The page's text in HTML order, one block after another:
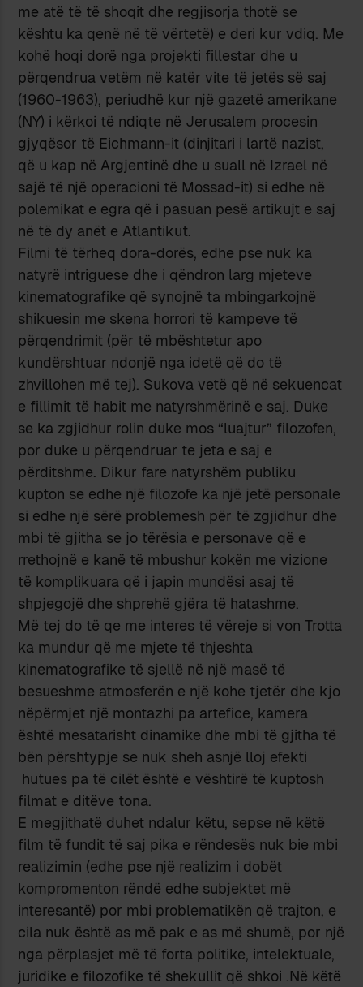
me atë të të shoqit dhe regjisorja thotë se
kështu ka qenë në të vërtetë) e deri kur vdiq. Me
kohë hoqi dorë nga projekti fillestar dhe u
përqendrua vetëm në katër vite të jetës së saj
(1960-1963), periudhë kur një gazetë amerikane
(NY) i kërkoi të ndiqte në Jerusalem procesin
gjyqësor të Eichmann-it (dinjitari i lartë nazist,
që u kap në Argjentinë dhe u suall në Izrael në
sajë të një operacioni të Mossad-it) si edhe në
polemikat e egra që i pasuan pesë artikujt e saj
në të dy anët e Atlantikut.
Filmi të tërheq dora-dorës, edhe pse nuk ka
natyrë intriguese dhe i qëndron larg mjeteve
kinematografike që synojnë ta mbingarkojnë
shikuesin me skena horrori të kampeve të
përqendrimit (për të mbështetur apo
kundërshtuar ndonjë nga idetë që do të
zhvillohen më tej). Sukova vetë që në sekuencat
e fillimit të habit me natyrshmërinë e saj. Duke
se ka zgjidhur rolin duke mos “luajtur” filozofen,
por duke u përqendruar te jeta e saj e
përditshme. Dikur fare natyrshëm publiku
kupton se edhe një filozofe ka një jetë personale
si edhe një sërë problemesh për të zgjidhur dhe
mbi të gjitha se jo tërësia e personave që e
rrethojnë e kanë të mbushur kokën me vizione
të komplikuara që i japin mundësi asaj të
shpjegojë dhe shprehë gjëra të hatashme.
Më tej do të qe me interes të vëreje si von Trotta
ka mundur që me mjete të thjeshta
kinematografike të sjellë në një masë të
besueshme atmosferën e një kohe tjetër dhe kjo
nëpërmjet një montazhi pa artefice, kamera
është mesatarisht dinamike dhe mbi të gjitha të
bën përshtypje se nuk sheh asnjë lloj efekti
hutues pa të cilët është e vështirë të kuptosh
filmat e ditëve tona.
E megjithatë duhet ndalur këtu, sepse në këtë
film të fundit të saj pika e rëndesës nuk bie mbi
realizimin (edhe pse një realizim i dobët
kompromenton rëndë edhe subjektet më
interesantë) por mbi problematikën që trajton, e
cila nuk është as më pak e as më shumë, por një
nga përplasjet më të forta politike, intelektuale,
juridike e filozofike të shekullit që shkoi .Në këtë